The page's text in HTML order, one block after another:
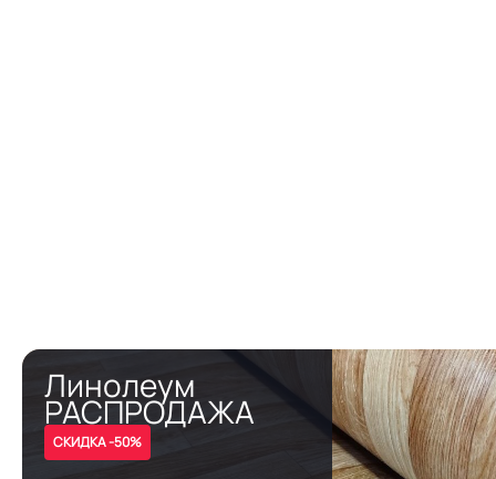
Линолеум
РАСПРОДАЖА
СКИДКА -50%